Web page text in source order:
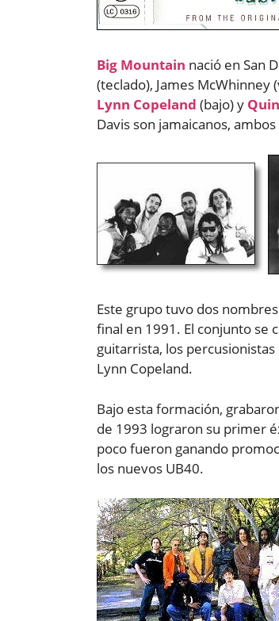
Big Mountain nació en San
(teclado), James McWhinney
Lynn Copeland (bajo) y
Davis son jamaicanos,
Este grupo tuvo dos
final en 1991. El conjunto se
guitarrista, los
Lynn Copeland.
Bajo esta formación,
de 1993 lograron su primer
poco fueron ganando
los nuevos UB40.